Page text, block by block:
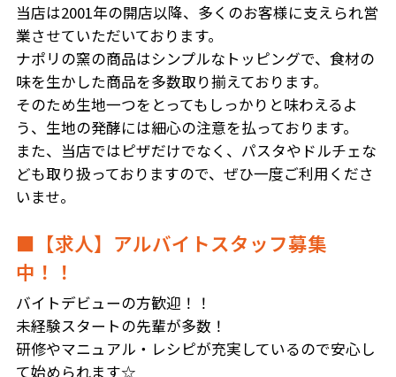
当店は2001年の開店以降、多くのお客様に支えられ営
業させていただいております。
ナポリの窯の商品はシンプルなトッピングで、食材の
味を生かした商品を多数取り揃えております。
そのため生地一つをとってもしっかりと味わえるよ
う、生地の発酵には細心の注意を払っております。
また、当店ではピザだけでなく、パスタやドルチェな
ども取り扱っておりますので、ぜひ一度ご利用くださ
いませ。
■【求人】アルバイトスタッフ募集
中！！
バイトデビューの方歓迎！！
未経験スタートの先輩が多数！
研修やマニュアル・レシピが充実しているので安心し
て始められます☆